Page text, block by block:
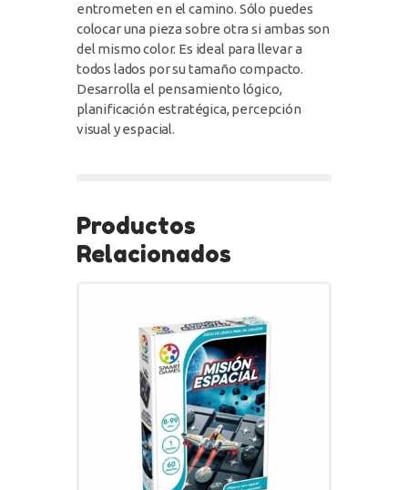
entrometen en el camino. Sólo puedes
colocar una pieza sobre otra si ambas son
del mismo color. Es ideal para llevar a
todos lados por su tamaño compacto.
Desarrolla el pensamiento lógico,
planificación estratégica, percepción
visual y espacial.
Productos
Relacionados